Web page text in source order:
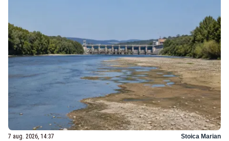
7 aug. 2026, 14:37 Stoica Marian